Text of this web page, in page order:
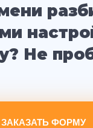
Не
ЗАКАЗАТЬ ФОРМУ